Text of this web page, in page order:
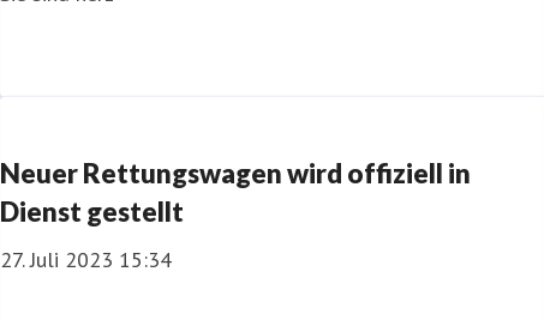
Neuer Rettungswagen wird offiziell in
Dienst gestellt
27. Juli 2023 15:34